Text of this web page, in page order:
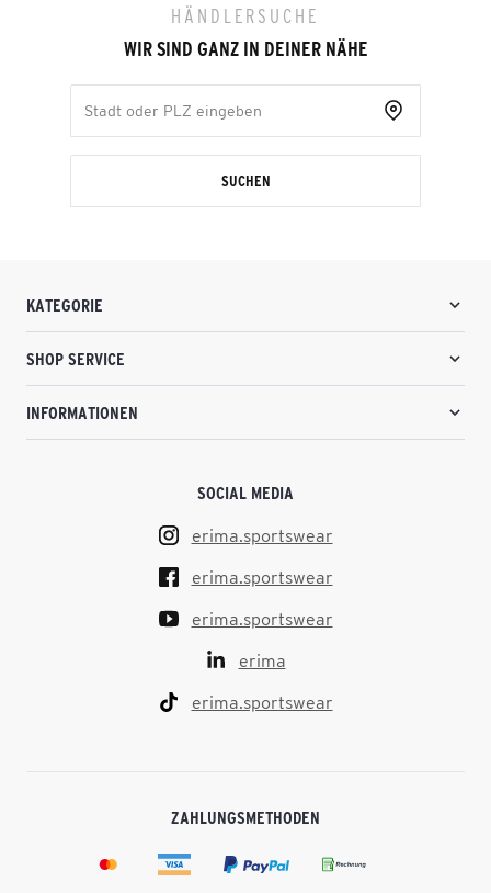
HÄNDLERSUCHE
WIR SIND GANZ IN DEINER NÄHE
SUCHEN
KATEGORIE
SHOP SERVICE
INFORMATIONEN
SOCIAL MEDIA
erima.sportswear
erima.sportswear
erima.sportswear
erima
erima.sportswear
ZAHLUNGSMETHODEN